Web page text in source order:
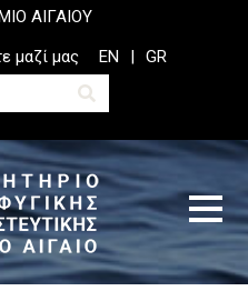
ΑΙΓΑΙΟΥ
μαζί μας
EN GR